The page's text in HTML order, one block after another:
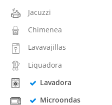
Jacuzzi
Chimenea
Lavavajillas
Liquadora
Lavadora
Microondas